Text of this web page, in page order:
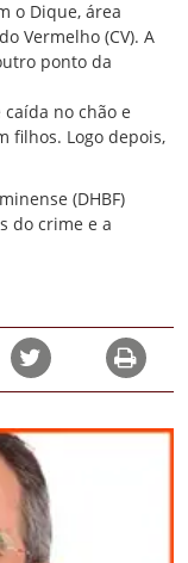
o Dique, área
Vermelho (CV). A
ponto da
no chão e
filhos. Logo depois,
(DHBF)
do crime e a